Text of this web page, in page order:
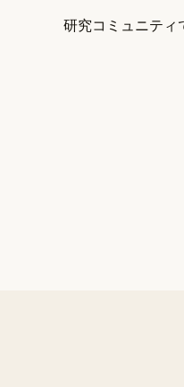
研究コミュニティ